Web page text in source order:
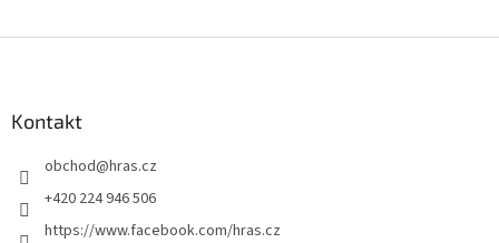
Kontakt
obchod@hras.cz
+420 224 946 506
https://www.facebook.com/hras.cz